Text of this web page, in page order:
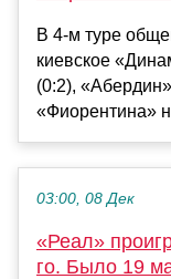
В 4-м туре
киевское
(0:2),
«Фиорентина»
03:00, 08 Дек
«Реал»
го. Было 19